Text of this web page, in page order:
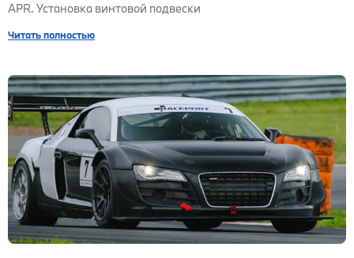
APR. Установка винтовой подвески
Читать полностью